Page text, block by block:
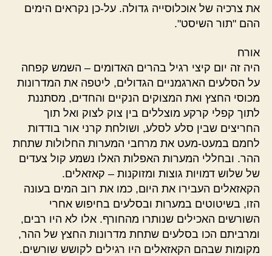
את צרכיה של אוכלוסייה גדולה. על-כן נקראים הימים
ההם "תור השיסט".
אורח
היה זה יום קיצי רגיל בהרים האדומים – השמש קפחה
על הסלעים הארגמניים הגדולים, ליטפה את המדרונות
מכוסי החצץ ואת המצוקים הנקיים והחדים, מסתננת
לתוך קפלי קרקע מוצללים בין צוק לצוק ואל תוך
החריצים שבין סלע לסלע, ושולחת קרני אור בודדות
לחמם במעט-מעט את מרחבי המערות החלולות שתחת
ההר. ובחללי המערות האפלות האלו נשמע קול צעדים
של שלוש דמויות גוצות ומזוקנות – קאזאלים.
הקאזאלים העבירו את היום, כמו את רוב המים בעונה
הזו, בשיטוטים במערות ובסלעים בחיפוש אחרי
השורשים האכילים שנותרו מהחורף. אלו לא היו רבים,
ומרביתם הכו בסלעים שתחת מדרונות החצץ של ההר,
מקומות שבהם הקאזאלים היו רגילים לקושש שורשים.